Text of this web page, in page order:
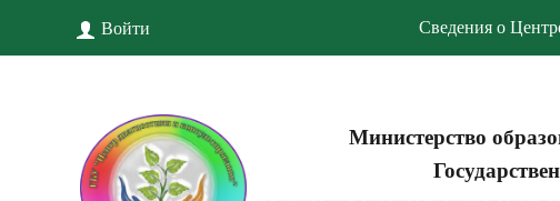
Войти Сведения о
Министерство